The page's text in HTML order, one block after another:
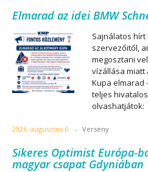
Elmarad az idei BMW
Sajnálatos hírt
szervezőitől,
megosztani
vízállása miatt
Kupa elmarad
teljes
olvashatjátok:
2026. augusztus 6. - Verseny
Sikeres Optimist Európa-
magyar csapat Gdyniában